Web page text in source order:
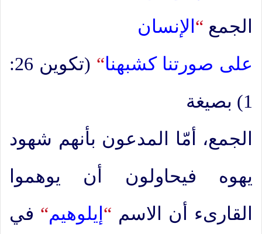
الجمع “ الإنسان
على صورتنا كشبهنا“
(تكوين 26:
1) بصيغة
الجمع، أمّا المدعون بأنهم شهود
يهوه فيحاولون أن يوهموا
القارىء أن الاسم “ إيلوهيم“ في